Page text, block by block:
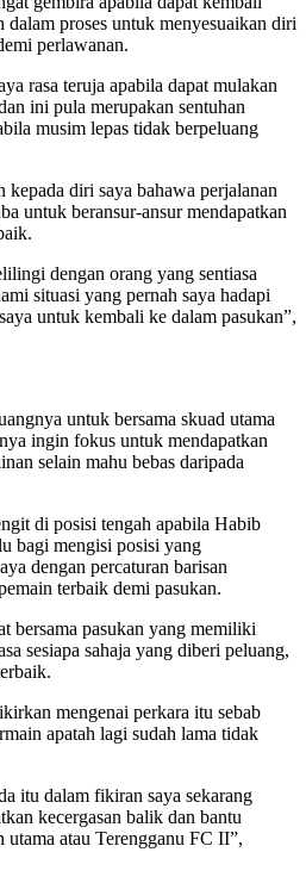
dalam proses untuk menyesuaikan diri
perlawanan.
rasa teruja apabila dapat mulakan
ini pula merupakan sentuhan
musim lepas tidak berpeluang
kepada diri saya bahawa perjalanan
untuk beransur-ansur mendapatkan
dengan orang yang sentiasa
situasi yang pernah saya hadapi
untuk kembali ke dalam pasukan”,
untuk bersama skuad utama
ingin fokus untuk mendapatkan
selain mahu bebas daripada
di posisi tengah apabila Habib
bagi mengisi posisi yang
dengan percaturan barisan
terbaik demi pasukan.
bersama pasukan yang memiliki
sesiapa sahaja yang diberi peluang,
mengenai perkara itu sebab
apatah lagi sudah lama tidak
itu dalam fikiran saya sekarang
kecergasan balik dan bantu
atau Terengganu FC II”,